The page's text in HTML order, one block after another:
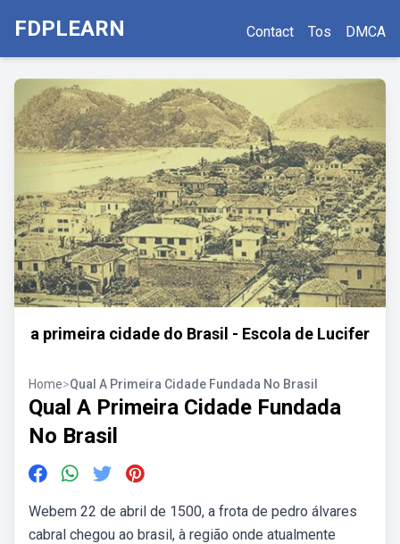
FDPLEARN Contact Tos DMCA
a primeira cidade do Brasil - Escola de Lucifer
Home>Qual A Primeira Cidade Fundada No Brasil
Qual A Primeira Cidade Fundada
No Brasil
Webem 22 de abril de 1500, a frota de pedro álvares
cabral chegou ao brasil, à região onde atualmente